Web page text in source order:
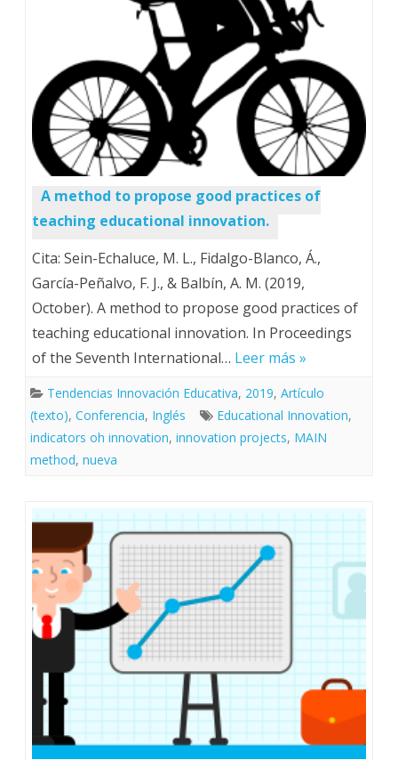
A method to propose good practices of
teaching educational innovation.
Cita: Sein-Echaluce, M. L., Fidalgo-Blanco, Á.,
García-Peñalvo, F. J., & Balbín, A. M. (2019,
October). A method to propose good practices of
teaching educational innovation. In Proceedings
of the Seventh International… Leer más »
Tendencias Innovación Educativa, 2019, Artículo
(texto), Conferencia, Inglés Educational Innovation,
indicators oh innovation, innovation projects, MAIN
method, nueva